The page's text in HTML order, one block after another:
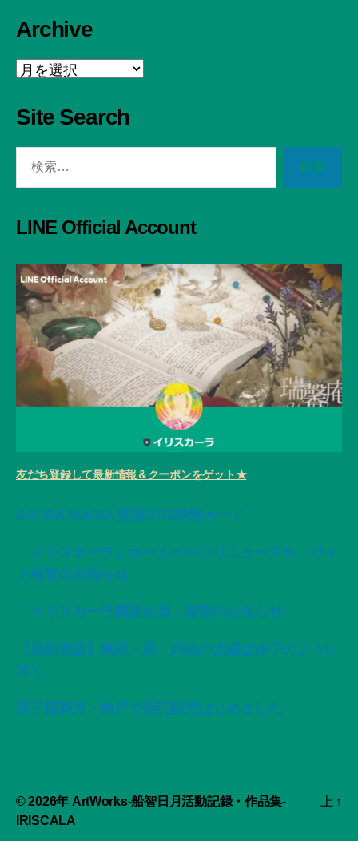
Archive
Archive
Site Search
LINE Official Account
友だち登録して最新情報＆クーポンをゲット★
SACRA MAGIA 変容の72神性カード
「イリスカーラ」ホームページリニューアル・サイ
ト移管のお知らせ
「イリスカーラ購読会員」移管のお知らせ
【星紡夜話】無限・昇「灼位の太陽は赤子のように
泣く」
双子座新月・神戸で委託販売はじめました
© 2026年 ArtWorks-船智日月活動記録・作品集-
IRISCALA
上 ↑